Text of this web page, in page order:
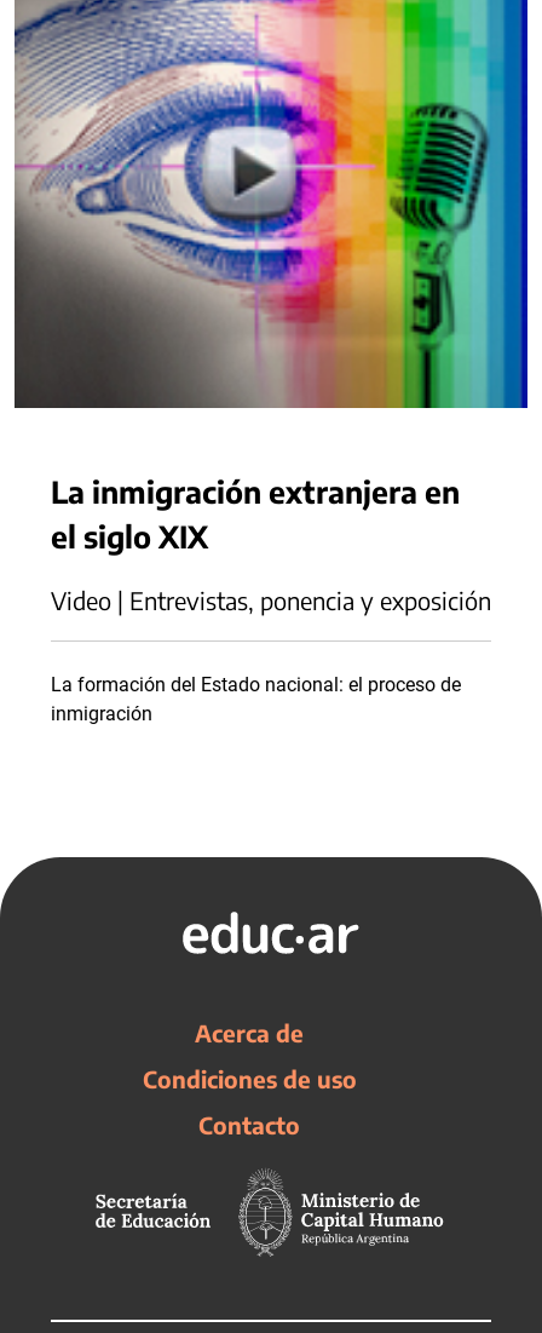
La inmigración extranjera en
el siglo XIX
Video | Entrevistas, ponencia y exposición
La formación del Estado nacional: el proceso de
inmigración
Acerca de
Condiciones de uso
Contacto